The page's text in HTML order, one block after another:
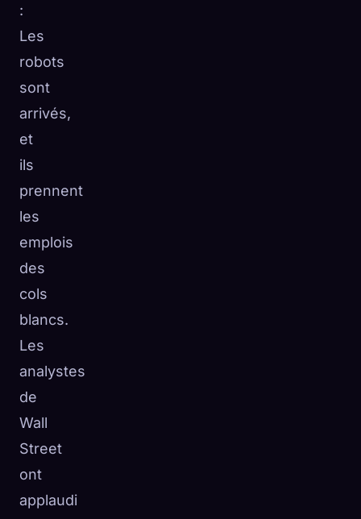
:
Les
robots
sont
arrivés,
et
ils
prennent
les
emplois
des
cols
blancs.
Les
analystes
de
Wall
Street
ont
applaudi